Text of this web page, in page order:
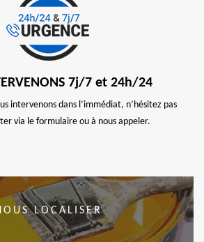
7j/7 et 24h/24
intervenons dans l’immédiat, n’hésitez pas
via le formulaire ou à nous appeler.
LOCALISER